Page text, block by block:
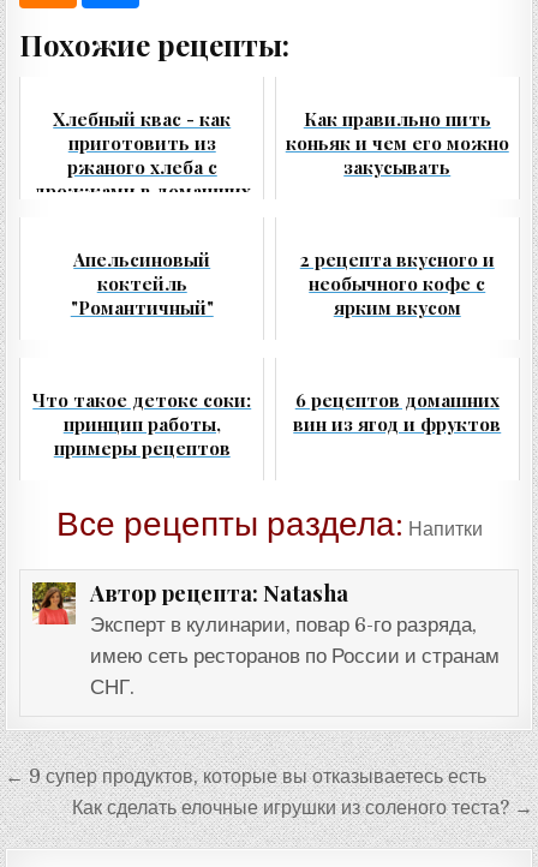
Похожие рецепты:
Хлебный квас - как
приготовить из
ржаного хлеба с
дрожжами в домашних
Как правильно пить
коньяк и чем его можно
закусывать
Апельсиновый
коктейль
"Романтичный"
2 рецепта вкусного и
необычного кофе с
ярким вкусом
Что такое детокс соки:
принцип работы,
примеры рецептов
6 рецептов домашних
вин из ягод и фруктов
Все рецепты раздела: Напитки
Автор рецепта: Natasha
Эксперт в кулинарии, повар 6-го разряда,
имею сеть ресторанов по России и странам
СНГ.
Навигация
по
записям
← 9 супер продуктов, которые вы отказываетесь есть
Как сделать елочные игрушки из соленого теста? →